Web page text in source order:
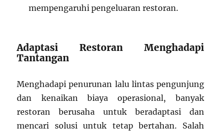
mempengaruhi pengeluaran restoran.
Adaptasi Restoran Menghadapi
Tantangan
Menghadapi penurunan lalu lintas pengunjung
dan kenaikan biaya operasional, banyak
restoran berusaha untuk beradaptasi dan
mencari solusi untuk tetap bertahan. Salah